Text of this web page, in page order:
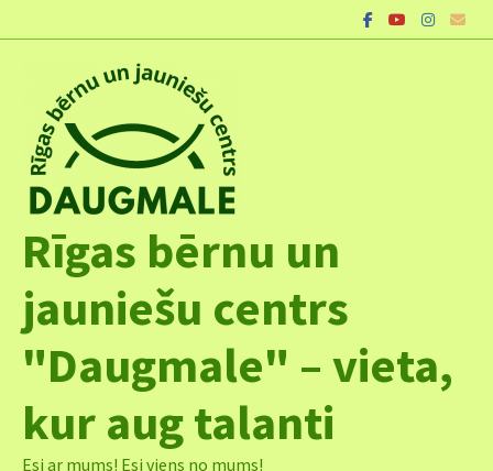
to
Rīgas bērnu un
jauniešu centrs
"Daugmale" – vieta,
kur aug talanti
Esi ar mums! Esi viens no mums!